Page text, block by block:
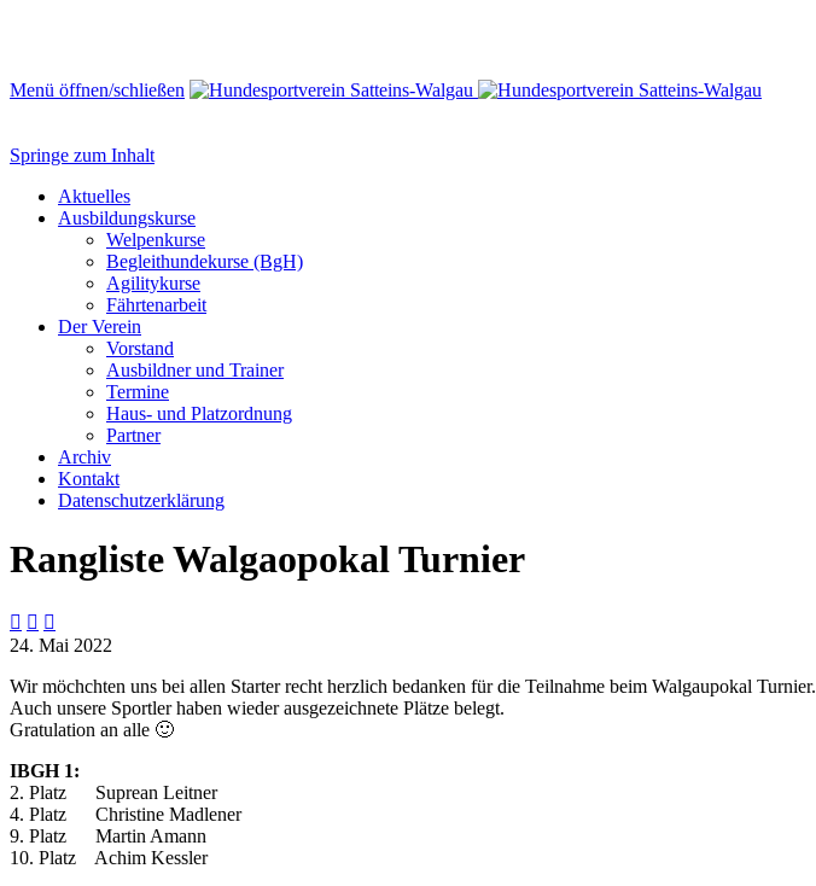
Menü öffnen/schließen
Springe zum Inhalt
Aktuelles
Ausbildungskurse
Welpenkurse
Begleithundekurse (BgH)
Agilitykurse
Fährtenarbeit
Der Verein
Vorstand
Ausbildner und Trainer
Termine
Haus- und Platzordnung
Partner
Archiv
Kontakt
Datenschutzerklärung
Rangliste Walgaopokal Turnier
  
24. Mai 2022
Wir möchchten uns bei allen Starter recht herzlich bedanken für die Teilnahme beim Walgaupokal Turnier.
Auch unsere Sportler haben wieder ausgezeichnete Plätze belegt.
Gratulation an alle 🙂
IBGH 1:
2. Platz Suprean Leitner
4. Platz Christine Madlener
9. Platz Martin Amann
10. Platz Achim Kessler